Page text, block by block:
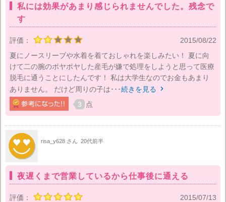
私には効果があまり感じられませんでした。残念で
す
評価：
2015/08/22
夏にノースリーブや水着を着ておしゃれを楽しみたい！ 夏に向
けて二の腕のポヤポヤした産毛が嫌で処理をしようと思って医療
脱毛に通うことにしたんです！ 私は大学生なのでお金もあまり
ありません。 だけど周りの子は･･･続きを見る 
3 点
risa_y628 さん 20代前半
夜遅くまで営業しているから仕事後に通える
評価：
2015/07/13